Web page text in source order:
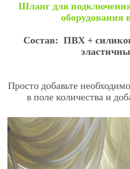
Шланг для
оборудования
Состав: ПВХ +
Просто добавьте
в поле количества и